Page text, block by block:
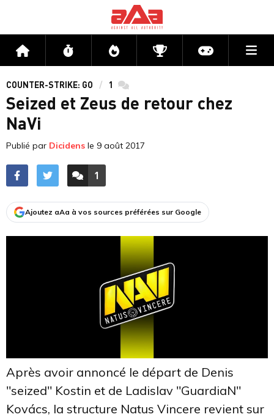
Accueil Flux Directs CompétitionsActu jeux
COUNTER-STRIKE: GO 1 commentaires
Seized et Zeus de retour chez
NaVi
Publié par Dicidens le 9 août 2017
ACCÉDER AUX
1
COMMENTAIRES
Ajoutez aAa à vos sources préférées sur Google
Après avoir annoncé le départ de Denis
"seized" Kostin et de Ladislav "GuardiaN"
Kovács, la structure Natus Vincere revient sur